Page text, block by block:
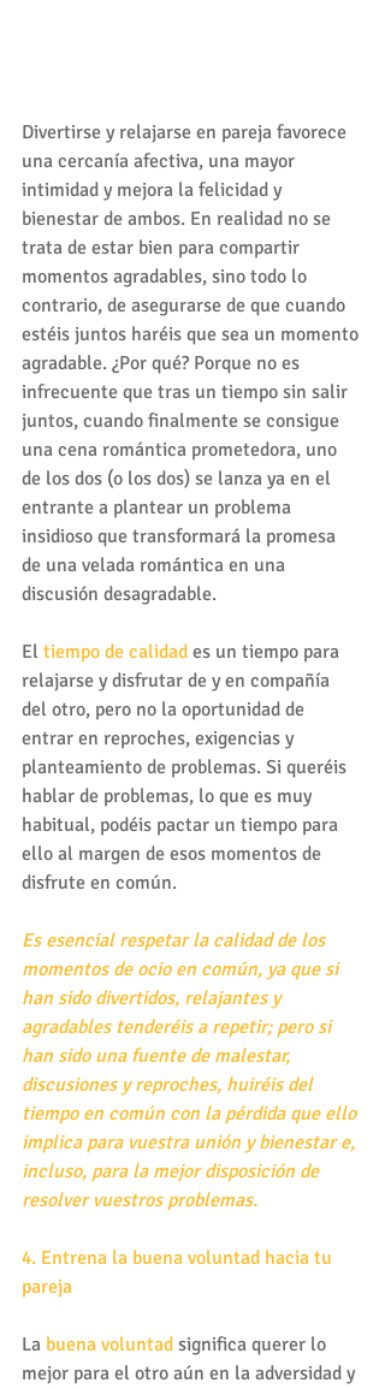
Divertirse y relajarse en pareja favorece
una cercanía afectiva, una mayor
intimidad y mejora la felicidad y
bienestar de ambos. En realidad no se
trata de estar bien para compartir
momentos agradables, sino todo lo
contrario, de asegurarse de que cuando
estéis juntos haréis que sea un momento
agradable. ¿Por qué? Porque no es
infrecuente que tras un tiempo sin salir
juntos, cuando finalmente se consigue
una cena romántica prometedora, uno
de los dos (o los dos) se lanza ya en el
entrante a plantear un problema
insidioso que transformará la promesa
de una velada romántica en una
discusión desagradable.
El tiempo de calidad es un tiempo para
relajarse y disfrutar de y en compañía
del otro, pero no la oportunidad de
entrar en reproches, exigencias y
planteamiento de problemas. Si queréis
hablar de problemas, lo que es muy
habitual, podéis pactar un tiempo para
ello al margen de esos momentos de
disfrute en común.
Es esencial respetar la calidad de los
momentos de ocio en común, ya que si
han sido divertidos, relajantes y
agradables tenderéis a repetir; pero si
han sido una fuente de malestar,
discusiones y reproches, huiréis del
tiempo en común con la pérdida que ello
implica para vuestra unión y bienestar e,
incluso, para la mejor disposición de
resolver vuestros problemas.
4. Entrena la buena voluntad hacia tu
pareja
La buena voluntad significa querer lo
mejor para el otro aún en la adversidad y